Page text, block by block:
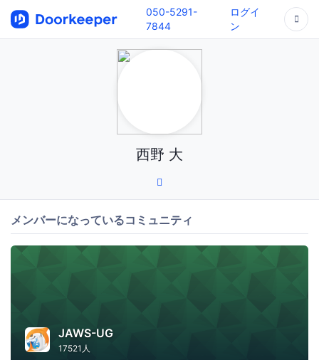
050-5291-
7844
ログイ
ン
西野 大
メンバーになっているコミュニティ
JAWS-UG
17521人